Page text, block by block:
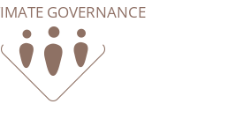
GOVERNANCE